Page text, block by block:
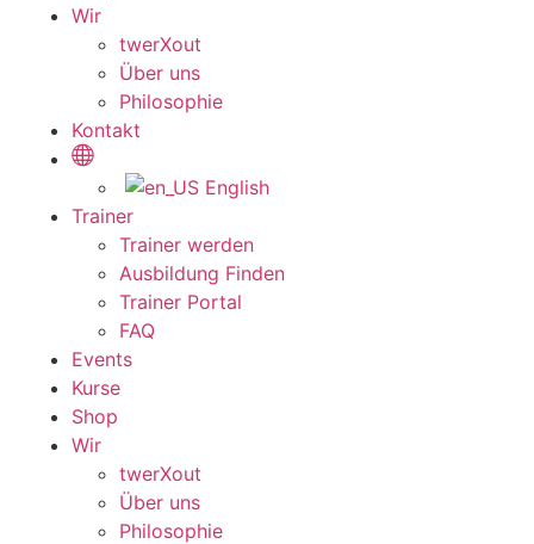
Wir
twerXout
Über uns
Philosophie
Kontakt
English
Trainer
Trainer werden
Ausbildung Finden
Trainer Portal
FAQ
Events
Kurse
Shop
Wir
twerXout
Über uns
Philosophie